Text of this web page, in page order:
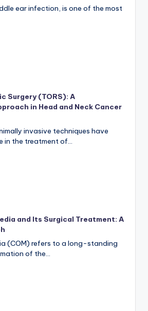
ear infection, is one of the most
Surgery (TORS): A
in Head and Neck Cancer
invasive techniques have
in the treatment of…
and Its Surgical Treatment: A
(COM) refers to a long-standing
of the…